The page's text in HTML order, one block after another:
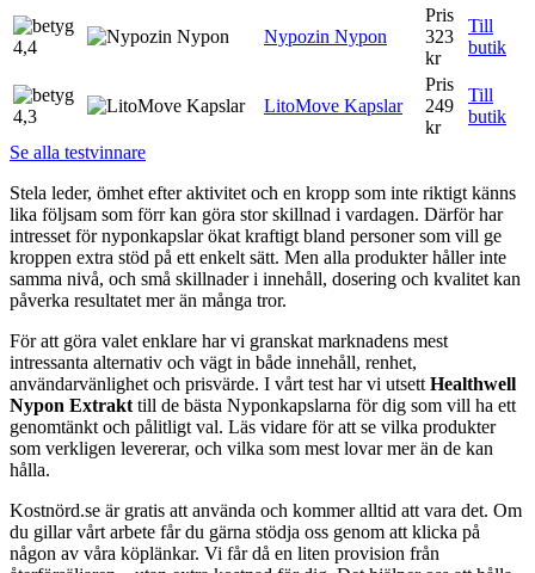
4,4
Nypozin Nypon
Pris
323
kr
Till
butik
4,3
LitoMove Kapslar
Pris
249
kr
Till
butik
Se alla testvinnare
Stela leder, ömhet efter aktivitet och en kropp som inte riktigt känns
lika följsam som förr kan göra stor skillnad i vardagen. Därför har
intresset för nyponkapslar ökat kraftigt bland personer som vill ge
kroppen extra stöd på ett enkelt sätt. Men alla produkter håller inte
samma nivå, och små skillnader i innehåll, dosering och kvalitet kan
påverka resultatet mer än många tror.
För att göra valet enklare har vi granskat marknadens mest
intressanta alternativ och vägt in både innehåll, renhet,
användarvänlighet och prisvärde. I vårt test har vi utsett Healthwell
Nypon Extrakt till de bästa Nyponkapslarna för dig som vill ha ett
genomtänkt och pålitligt val. Läs vidare för att se vilka produkter
som verkligen levererar, och vilka som mest lovar mer än de kan
hålla.
Kostnörd.se är gratis att använda och kommer alltid att vara det. Om
du gillar vårt arbete får du gärna stödja oss genom att klicka på
någon av våra köplänkar. Vi får då en liten provision från